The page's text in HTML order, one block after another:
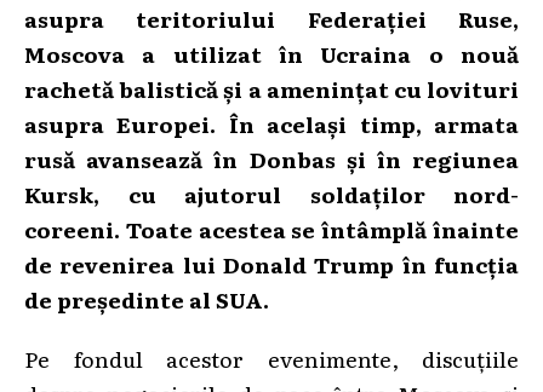
asupra teritoriului Federației Ruse,
Moscova a utilizat în Ucraina o nouă
rachetă balistică și a amenințat cu lovituri
asupra Europei. În același timp, armata
rusă avansează în Donbas și în regiunea
Kursk, cu ajutorul soldaților nord-
coreeni. Toate acestea se întâmplă înainte
de revenirea lui Donald Trump în funcția
de președinte al SUA.
Pe fondul acestor evenimente, discuțiile